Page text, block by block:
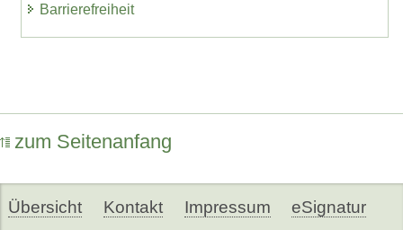
Barrierefreiheit
zum Seitenanfang
Übersicht Kontakt Impressum eSignatur